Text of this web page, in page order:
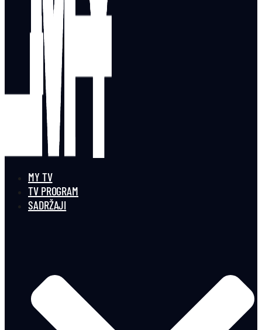
MY TV
TV PROGRAM
SADRŽAJI